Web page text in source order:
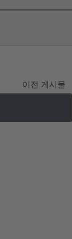
이전 게시물